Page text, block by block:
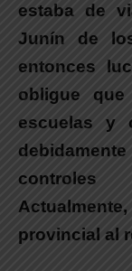
estaba de
Junín de
entonces
obligue
escuelas y
controles
provincial al